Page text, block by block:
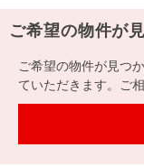
ンを
探す
定
売却
経営ビジ
ョン
沿革
提携企業にお勤め
ご希望の物件が
ご希望の物件が見つ
ていただきます。ご